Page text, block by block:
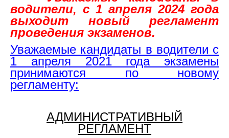
водители, с 1 апреля 2024 года
выходит новый регламент
проведения экзаменов.
Уважаемые кандидаты в водители с
1 апреля 2021 года экзамены
принимаются по новому
регламенту:
АДМИНИСТРАТИВНЫЙ
РЕГЛАМЕНТ